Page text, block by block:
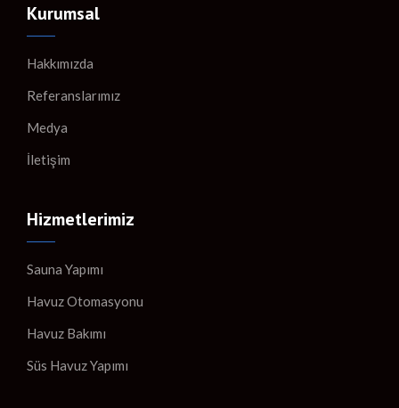
Kurumsal
Hakkımızda
Referanslarımız
Medya
İletişim
Hizmetlerimiz
Sauna Yapımı
Havuz Otomasyonu
Havuz Bakımı
Süs Havuz Yapımı